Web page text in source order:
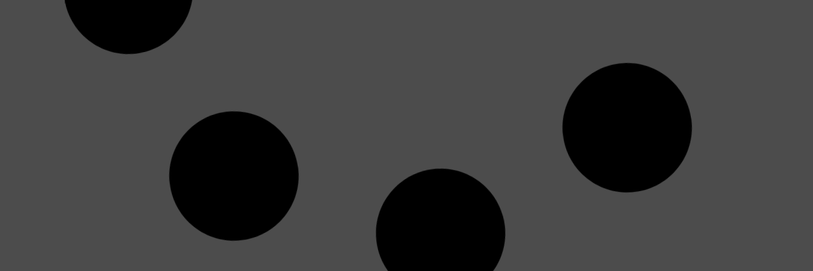
La alopecia difusa es un tipo de pérdida de pelo
en el que todo el cuero cabelludo se ve
¿En qué se diferencian las técnicas
FUT y FUE de injerto capilar?
Someterse a un injerto capilar es una de las
soluciones más efectivas para poner freno a la
alopecia pero, aunque
Leer más »